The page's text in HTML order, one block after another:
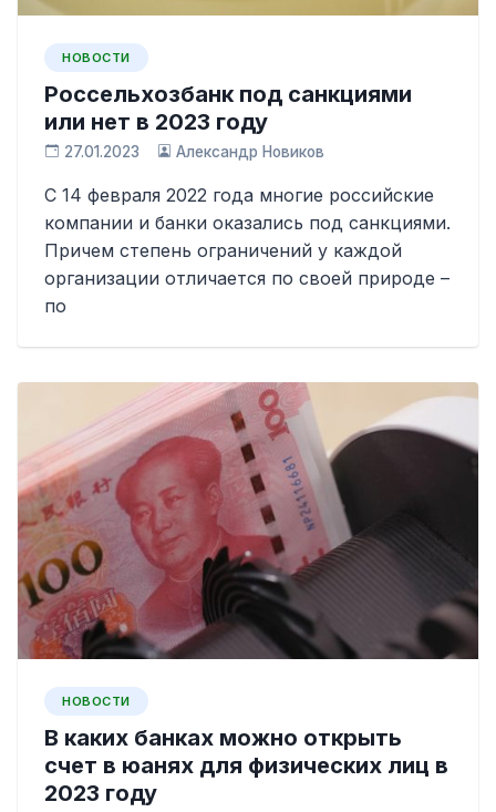
НОВОСТИ
Россельхозбанк под санкциями
или нет в 2023 году
27.01.2023 Александр Новиков
С 14 февраля 2022 года многие российские
компании и банки оказались под санкциями.
Причем степень ограничений у каждой
организации отличается по своей природе –
по
НОВОСТИ
В каких банках можно открыть
счет в юанях для физических лиц в
2023 году